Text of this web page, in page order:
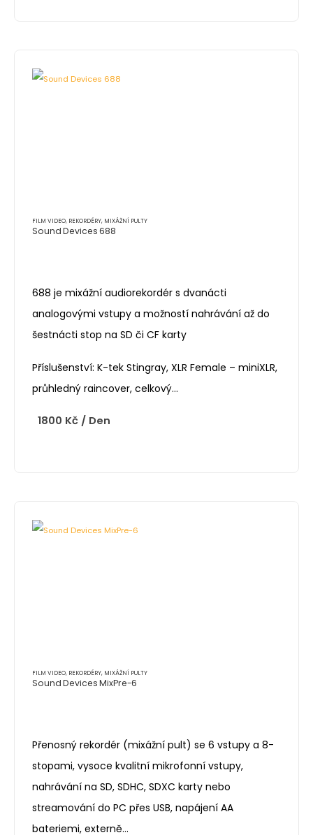
FILM VIDEO, REKORDÉRY, MIXÁŽNÍ PULTY
Sound Devices 688
688 je mixážní audiorekordér s dvanácti
analogovými vstupy a možností nahrávání až do
šestnácti stop na SD či CF karty
Příslušenství: K-tek Stingray, XLR Female – miniXLR,
průhledný raincover, celkový…
1800 Kč / Den
FILM VIDEO, REKORDÉRY, MIXÁŽNÍ PULTY
Sound Devices MixPre-6
Přenosný rekordér (mixážní pult) se 6 vstupy a 8-
stopami, vysoce kvalitní mikrofonní vstupy,
nahrávání na SD, SDHC, SDXC karty nebo
streamování do PC přes USB, napájení AA
bateriemi, externě…